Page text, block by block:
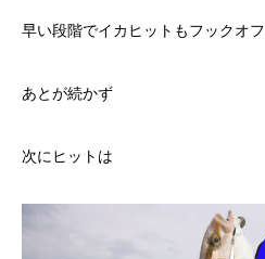
早い段階でイカヒットもフックオフ
あとが続かず
次にヒットは